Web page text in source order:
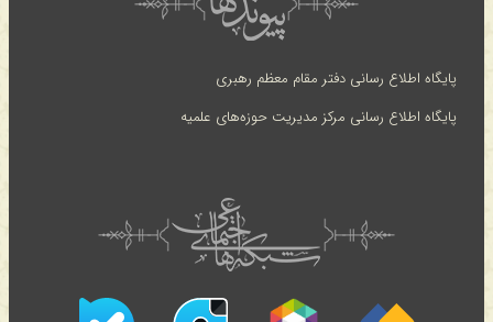
پایگاه اطلاع رسانی دفتر مقام معظم رهبری
پایگاه اطلاع رسانی مرکز مدیریت حوزه‌های علمیه